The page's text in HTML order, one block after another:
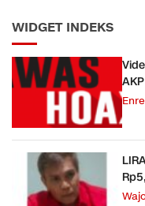
WIDGET INDEKS